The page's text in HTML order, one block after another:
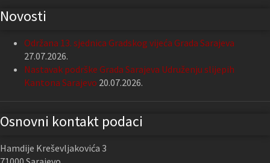
Novosti
Održana 13. sjednica Gradskog vijeća Grada Sarajeva
27.07.2026.
Nastavak podrške Grada Sarajeva Udruženju slijepih
Kantona Sarajevo 20.07.2026.
Osnovni kontakt podaci
Hamdije Kreševljakovića 3